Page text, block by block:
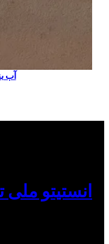
آب
انستیتو ملی